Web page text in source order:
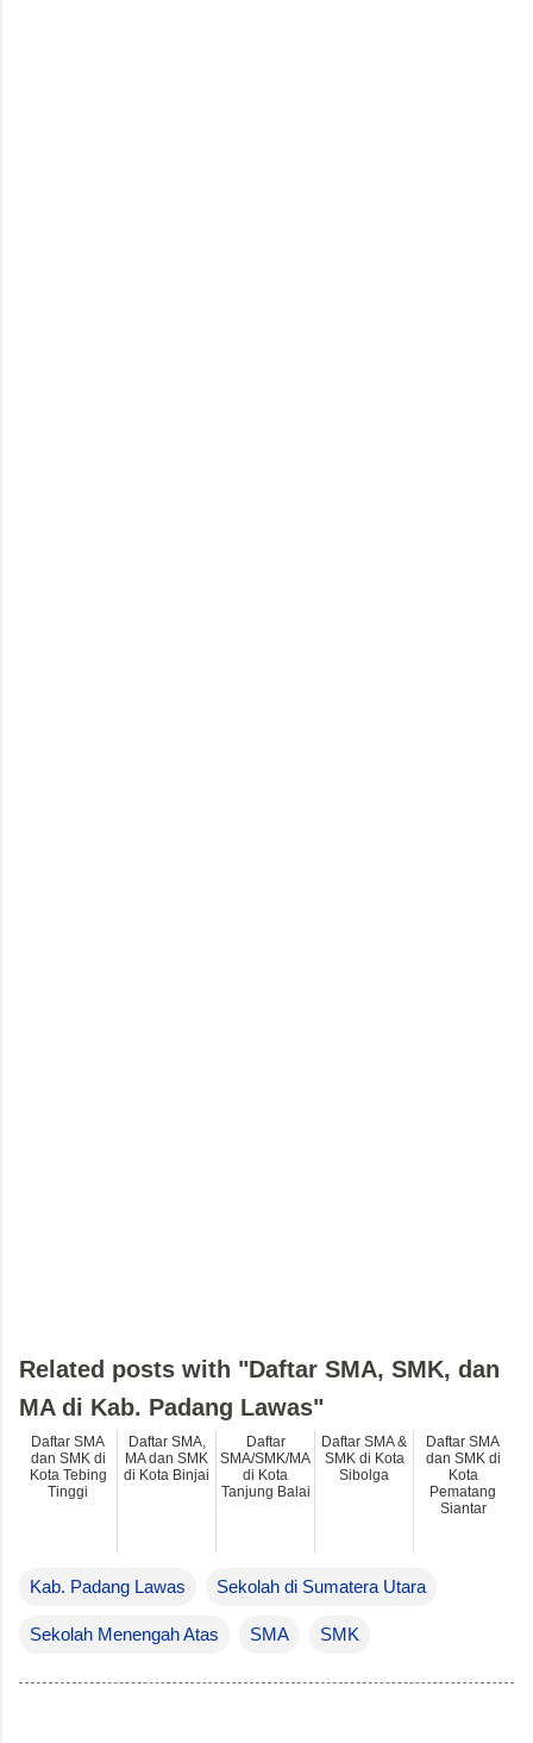
Kab. Padang Lawas Sekolah di Sumatera Utara
Sekolah Menengah Atas SMA SMK
Related posts with "Daftar SMA, SMK, dan
MA di Kab. Padang Lawas"
Daftar SMA
dan SMK di
Kota Tebing
Tinggi
Daftar SMA,
MA dan SMK
di Kota Binjai
Daftar
SMA/SMK/MA
di Kota
Tanjung Balai
Daftar SMA &
SMK di Kota
Sibolga
Daftar SMA
dan SMK di
Kota
Pematang
Siantar